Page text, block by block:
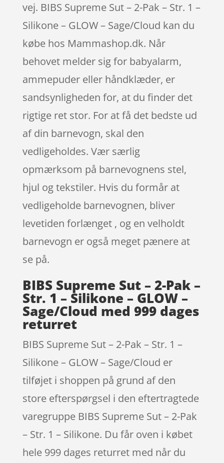
vej. BIBS Supreme Sut – 2-Pak – Str. 1 –
Silikone – GLOW – Sage/Cloud kan du
købe hos Mammashop.dk. Når
behovet melder sig for babyalarm,
ammepuder eller håndklæder, er
sandsynligheden for, at du finder det
rigtige ret stor. For at få det bedste ud
af din barnevogn, skal den
vedligeholdes. Vær særlig
opmærksom på barnevognens stel,
hjul og tekstiler. Hvis du formår at
vedligeholde barnevognen, bliver
levetiden forlænget , og en velholdt
barnevogn er også meget pænere at
se på.
BIBS Supreme Sut – 2-Pak –
Str. 1 – Silikone – GLOW –
Sage/Cloud med 999 dages
returret
BIBS Supreme Sut – 2-Pak – Str. 1 –
Silikone – GLOW – Sage/Cloud er
tilføjet i shoppen på grund af den
store efterspørgsel i den eftertragtede
varegruppe BIBS Supreme Sut – 2-Pak
– Str. 1 – Silikone. Du får oven i købet
hele 999 dages returret med når du